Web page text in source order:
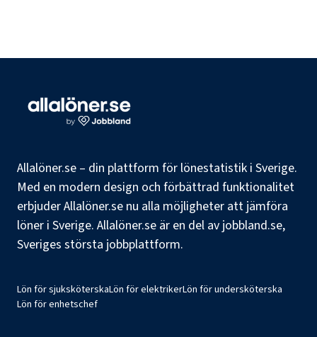
Allalöner.se – din plattform för lönestatistik i Sverige.
Med en modern design och förbättrad funktionalitet
erbjuder Allalöner.se nu alla möjligheter att jämföra
löner i Sverige. Allalöner.se är en del av jobbland.se,
Sveriges största jobbplattform.
Lön för sjuksköterskaLön för elektrikerLön för undersköterska
Lön för enhetschef